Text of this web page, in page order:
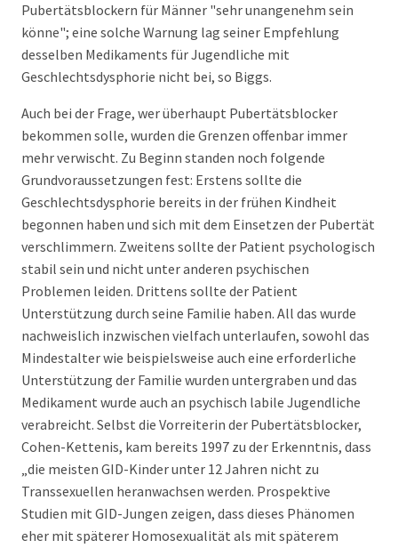
Pubertätsblockern für Männer "sehr unangenehm sein
könne"; eine solche Warnung lag seiner Empfehlung
desselben Medikaments für Jugendliche mit
Geschlechtsdysphorie nicht bei, so Biggs.
Auch bei der Frage, wer überhaupt Pubertätsblocker
bekommen solle, wurden die Grenzen offenbar immer
mehr verwischt. Zu Beginn standen noch folgende
Grundvoraussetzungen fest: Erstens sollte die
Geschlechtsdysphorie bereits in der frühen Kindheit
begonnen haben und sich mit dem Einsetzen der Pubertät
verschlimmern. Zweitens sollte der Patient psychologisch
stabil sein und nicht unter anderen psychischen
Problemen leiden. Drittens sollte der Patient
Unterstützung durch seine Familie haben. All das wurde
nachweislich inzwischen vielfach unterlaufen, sowohl das
Mindestalter wie beispielsweise auch eine erforderliche
Unterstützung der Familie wurden untergraben und das
Medikament wurde auch an psychisch labile Jugendliche
verabreicht. Selbst die Vorreiterin der Pubertätsblocker,
Cohen-Kettenis, kam bereits 1997 zu der Erkenntnis, dass
„die meisten GID-Kinder unter 12 Jahren nicht zu
Transsexuellen heranwachsen werden. Prospektive
Studien mit GID-Jungen zeigen, dass dieses Phänomen
eher mit späterer Homosexualität als mit späterem